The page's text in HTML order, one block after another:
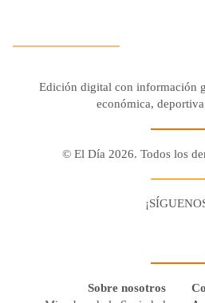
Edición digital con información
económica,
© El Día 2026. Todos los
Sobre nosotros